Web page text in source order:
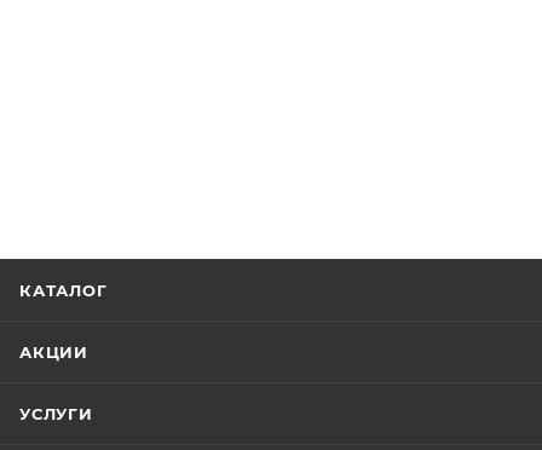
КАТАЛОГ
АКЦИИ
УСЛУГИ